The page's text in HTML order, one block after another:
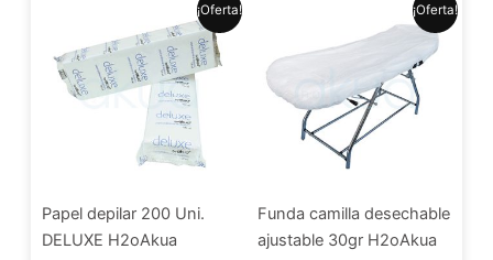
¡Oferta!
Papel depilar 200 Uni.
DELUXE H2oAkua
original
era:
7,99 €.
actual
es:
6,49 €.
¡Oferta!
Funda camilla desechable
ajustable 30gr H2oAkua
original
era:
actual
1,20 €.